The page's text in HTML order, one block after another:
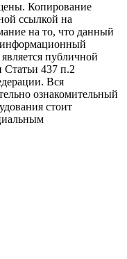
Копирование
ссылкой на
на то, что данный
информационный
публичной
437 п.2
Вся
ознакомительный
стоит